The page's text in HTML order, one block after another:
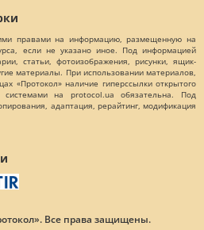
правами на информацию, размещенную на
если не указано иное. Под информацией
статьи, фотоизображения, рисунки, ящик-
материалы. При использовании материалов,
«Протокол» наличие гиперссылки открытого
системами на protocol.ua обязательна. Под
адаптация, рерайтинг, модификация
Все права защищены.